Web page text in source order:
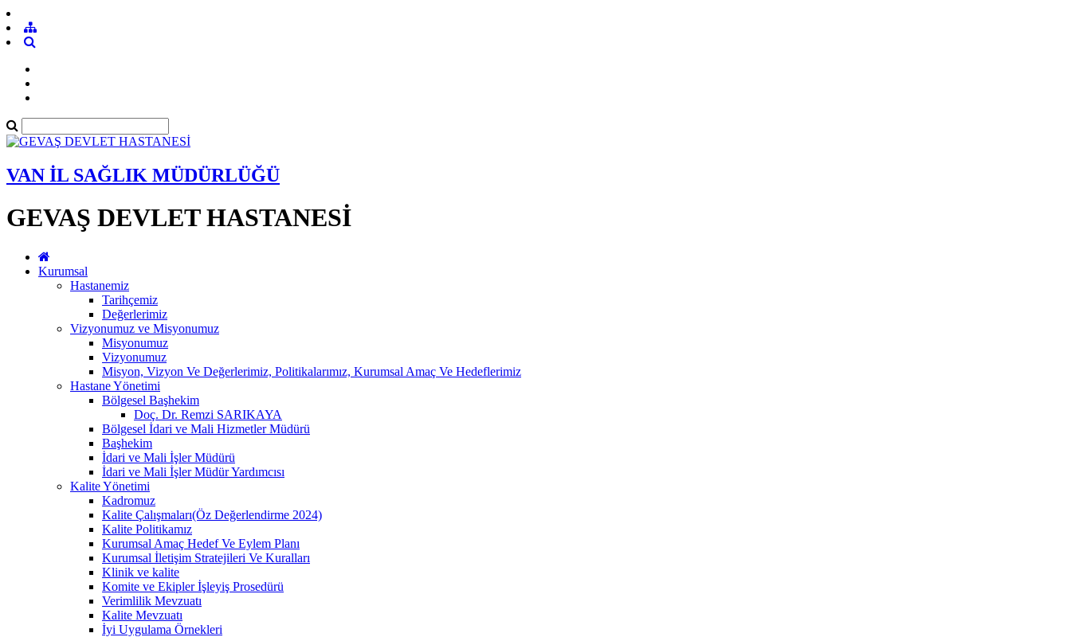
VAN İL SAĞLIK MÜDÜRLÜĞÜ
GEVAŞ DEVLET HASTANESİ
Kurumsal
Hastanemiz
Tarihçemiz
Değerlerimiz
Vizyonumuz ve Misyonumuz
Misyonumuz
Vizyonumuz
Misyon, Vizyon Ve Değerlerimiz, Politikalarımız, Kurumsal Amaç Ve Hedeflerimiz
Hastane Yönetimi
Bölgesel Başhekim
Doç. Dr. Remzi SARIKAYA
Bölgesel İdari ve Mali Hizmetler Müdürü
Başhekim
İdari ve Mali İşler Müdürü
İdari ve Mali İşler Müdür Yardımcısı
Kalite Yönetimi
Kadromuz
Kalite Çalışmaları(Öz Değerlendirme 2024)
Kalite Politikamız
Kurumsal Amaç Hedef Ve Eylem Planı
Kurumsal İletişim Stratejileri Ve Kuralları
Klinik ve kalite
Komite ve Ekipler İşleyiş Prosedürü
Verimlilik Mevzuatı
Kalite Mevzuatı
İyi Uygulama Örnekleri